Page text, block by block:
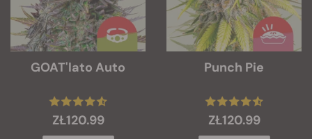
GOAT'lato Auto
ZŁ120.99
Punch Pie
ZŁ120.99